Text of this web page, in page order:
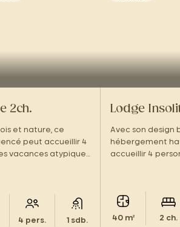
2ch.
et nature, ce
peut accueillir 4
vacances atypiques
4 pers. 1 sdb.
Lodge
Avec son design
hébergement
accueillir 4
40 m² 2 ch.